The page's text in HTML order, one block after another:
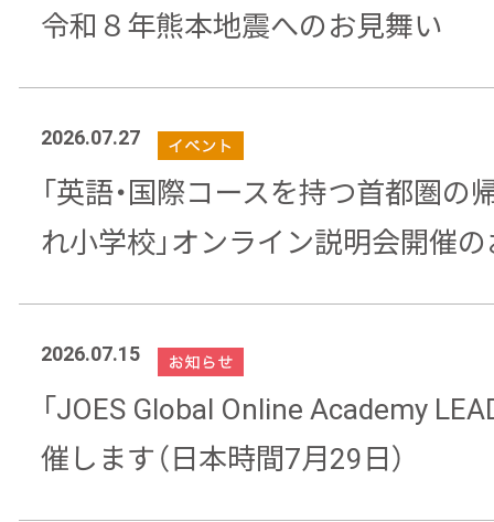
令和８年熊本地震へのお見舞い
2026.07.27
「英語・国際コースを持つ首都圏の
れ小学校」オンライン説明会開催
2026.07.15
「JOES Global Online Academy
催します（日本時間7月29日）